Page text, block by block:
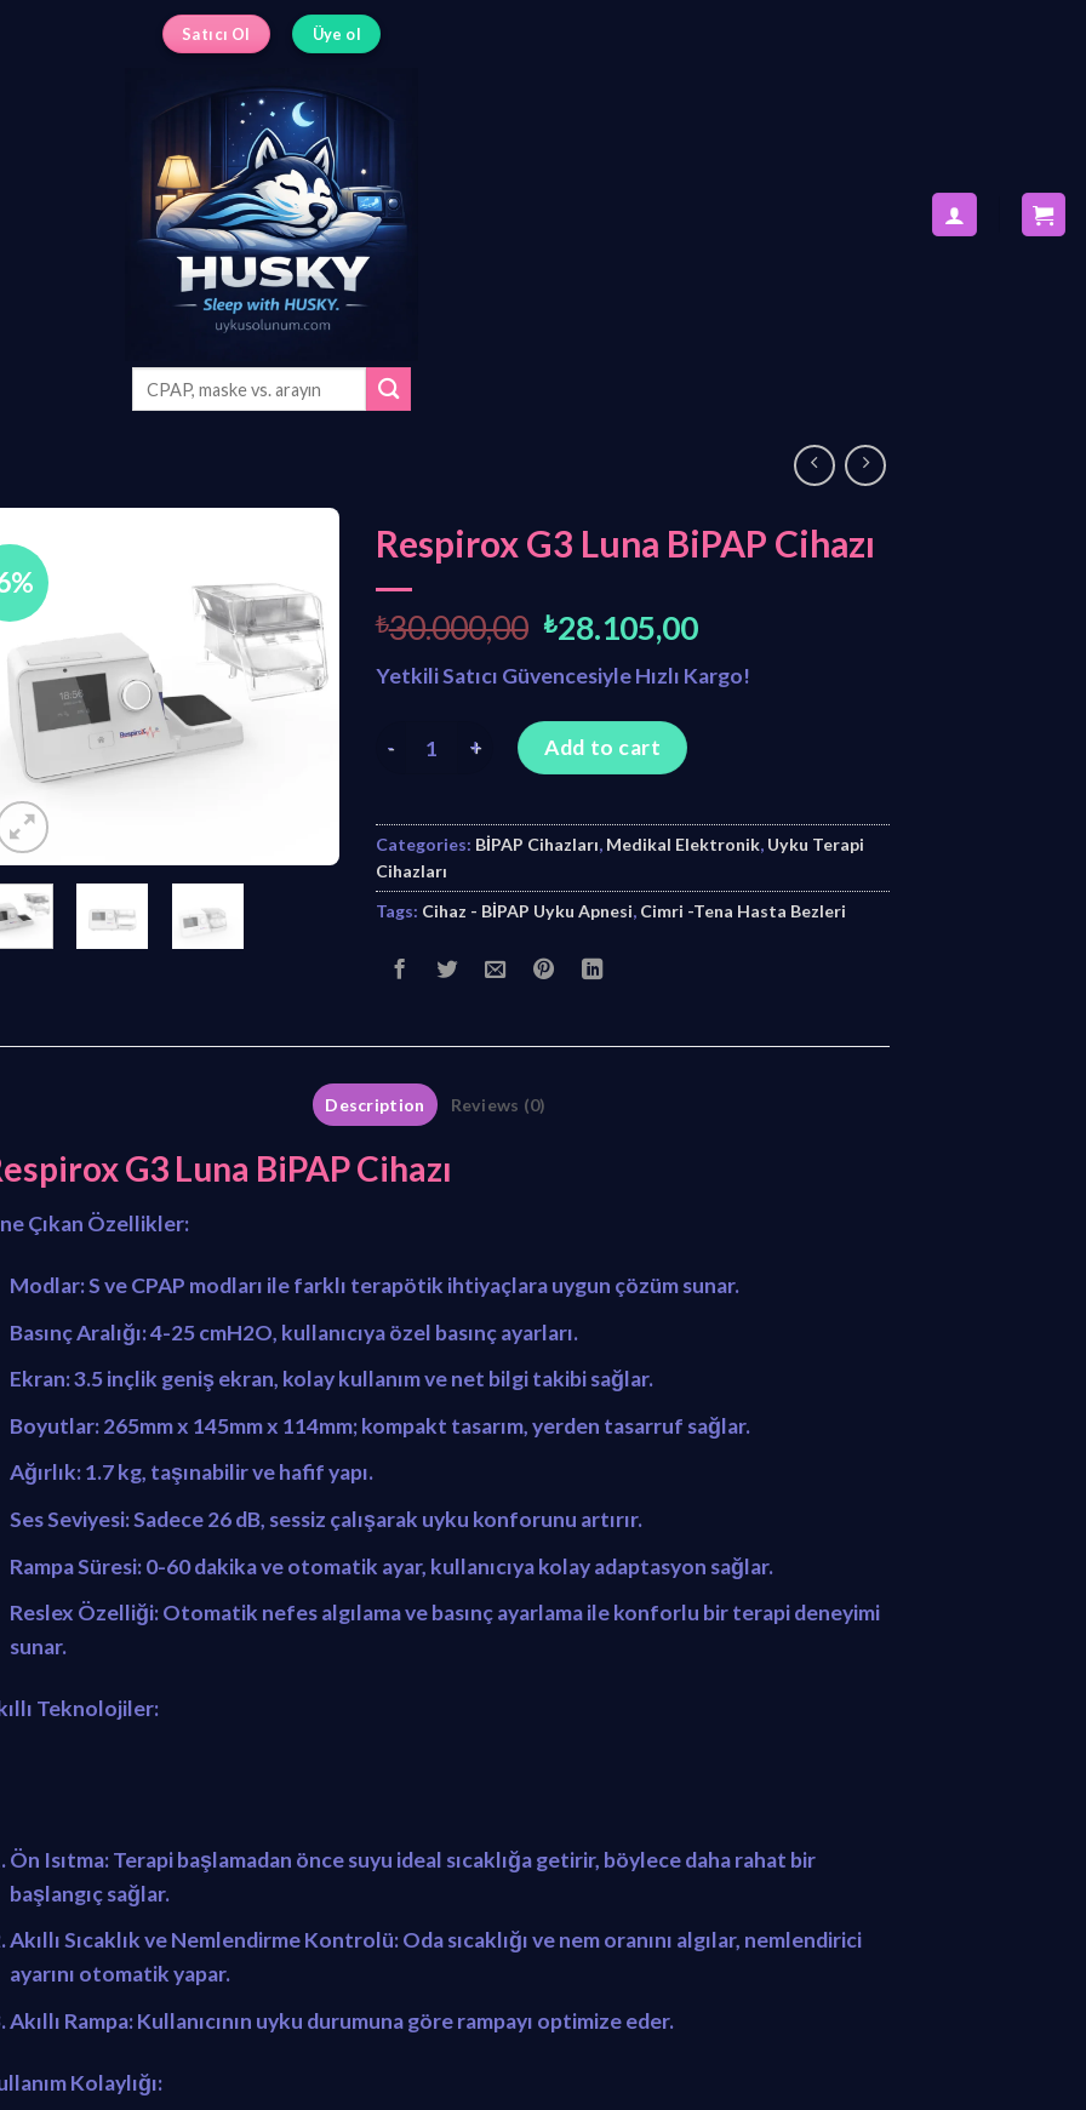
Satıcı Ol Üye ol
Respirox G3 Luna BiPAP Cihazı
₺30.000,00 Original
price
was:
₺30.000,00.
₺28.105,00Current
is:
Yetkili Satıcı Güvencesiyle Hızlı Kargo!
Respirox G3 Luna BiPAP Cihazı quantity
Add to cart
Categories: BİPAP Cihazları, Medikal Elektronik, Uyku Terapi
Cihazları
Tags: Cihaz - BİPAP Uyku Apnesi, Cimri -Tena Hasta Bezleri
Description Reviews (0)
G3 Luna BiPAP Cihazı
Çıkan Özellikler:
Modlar:S ve CPAP modları ile farklı terapötik ihtiyaçlara uygun çözüm sunar.
Basınç Aralığı:4-25 cmH2O, kullanıcıya özel basınç ayarları.
Ekran:3.5 inçlik geniş ekran, kolay kullanım ve net bilgi takibi sağlar.
Boyutlar:265mm x 145mm x 114mm; kompakt tasarım, yerden tasarruf sağlar.
Ağırlık:1.7 kg, taşınabilir ve hafif yapı.
Ses Seviyesi:Sadece 26 dB, sessiz çalışarak uyku konforunu artırır.
Rampa Süresi:0-60 dakika ve otomatik ayar, kullanıcıya kolay adaptasyon sağlar.
Reslex Özelliği:Otomatik nefes algılama ve basınç ayarlama ile konforlu bir terapi deneyimi
sunar.
Teknolojiler:
Ön Isıtma:Terapi başlamadan önce suyu ideal sıcaklığa getirir, böylece daha rahat bir
başlangıç sağlar.
Akıllı Sıcaklık ve Nemlendirme Kontrolü:Oda sıcaklığı ve nem oranını algılar, nemlendirici
ayarını otomatik yapar.
Akıllı Rampa:Kullanıcının uyku durumuna göre rampayı optimize eder.
Kolaylığı: